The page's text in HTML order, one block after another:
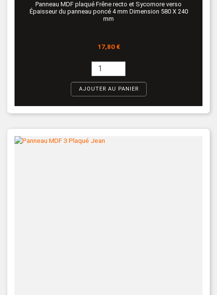
Panneau MDF plaqué Frêne recto et Sycomore verso
Épaisseur du panneau poncé 4 mm Dimension 580 X 240
mm
Prix
17,80 €
AJOUTER AU PANIER